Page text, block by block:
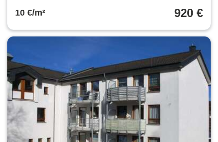
10 €/m² 920 €